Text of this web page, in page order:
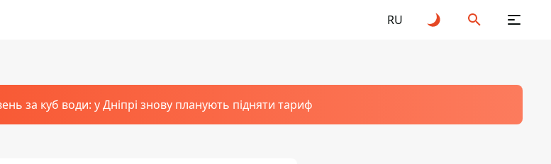
RU
за куб води: у Дніпрі знову планують підняти тариф